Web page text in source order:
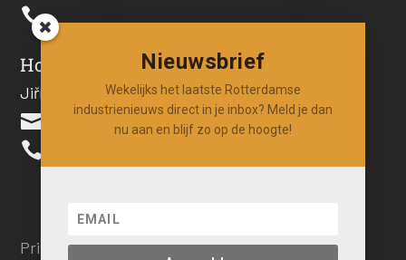

Hoofdredacteur
Jiří Hartog


Privacy beleid
Nieuwsbrief
Wekelijks het laatste Rotterdamse
industrienieuws direct in je inbox? Meld je dan
nu aan en blijf zo op de hoogte!